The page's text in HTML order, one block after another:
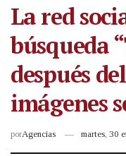
La red
búsqueda
después
imágenes
porAgencias martes, 30